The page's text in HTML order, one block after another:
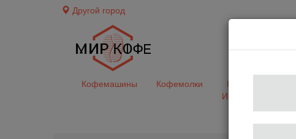
Другой город
Кофемашины Кофемолки
Кофе&Чай
Ингредиенты